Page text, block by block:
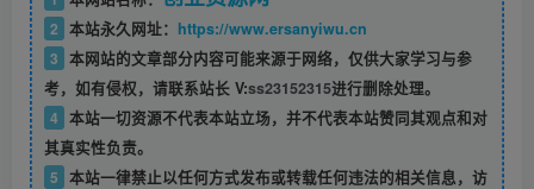
2 本站永久网址： https://www.ersanyiwu.cn
3 本网站的文章部分内容可能来源于网络，仅供大家学习与参
考，如有侵权，请联系站长 V:ss23152315进行删除处理。
4 本站一切资源不代表本站立场，并不代表本站赞同其观点和对
其真实性负责。
5 本站一律禁止以任何方式发布或转载任何违法的相关信息，访